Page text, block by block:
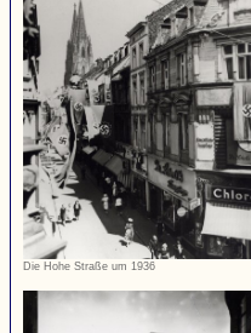
Die Hohe Straße um 1936